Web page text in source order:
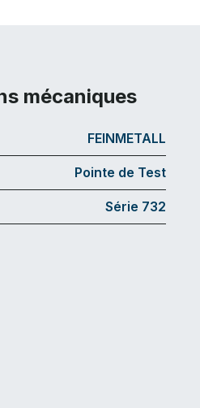
mécaniques
FEINMETALL
Pointe de Test
Série 732